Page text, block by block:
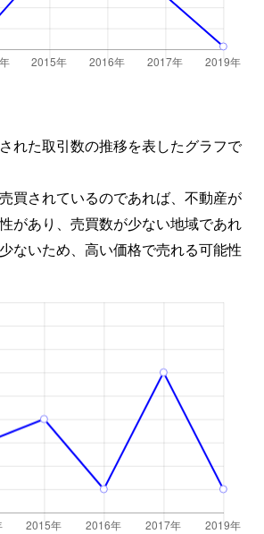
れた取引数の推移を表したグラフで
買されているのであれば、不動産が
があり、売買数が少ない地域であれ
ないため、高い価格で売れる可能性